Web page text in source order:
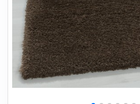
HAVEMØBLER
OUTLET